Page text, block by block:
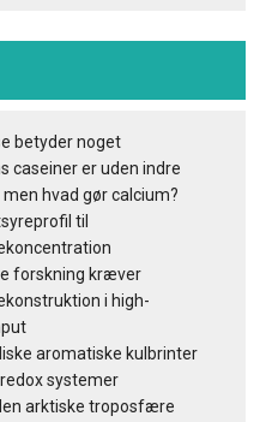
betyder noget
caseiner er uden indre
hvad gør calcium?
til
forskning kræver
i high-
aromatiske kulbrinter
systemer
arktiske troposfære